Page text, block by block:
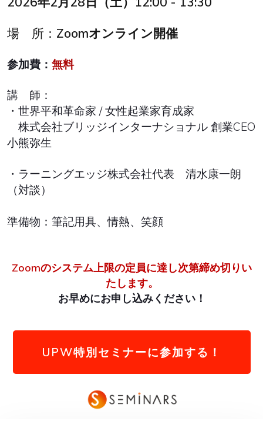
場 所： Zoomオンライン開催
参加費： 無料
講 師：
・世界平和革命家 / 女性起業家育成家
株式会社ブリッジインターナショナル 創業CEO
小熊弥生
・ラーニングエッジ株式会社代表 清水康一朗
（対談）
準備物：筆記用具、情熱、笑顔
Zoomのシステム上限の定員に達し次第締め切りい
たします。
お早めにお申し込みください！
UPW特別セミナーに参加する！